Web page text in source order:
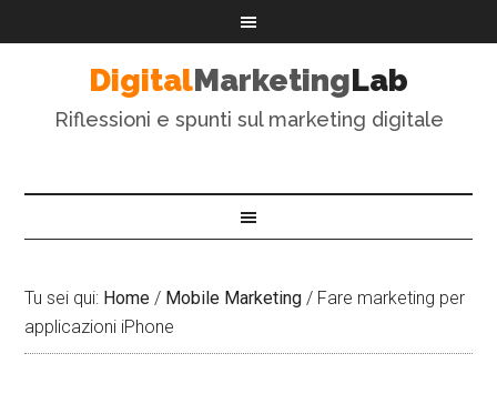
DigitalMarketingLab
Riflessioni e spunti sul marketing digitale
Tu sei qui: Home / Mobile Marketing / Fare marketing per
applicazioni iPhone